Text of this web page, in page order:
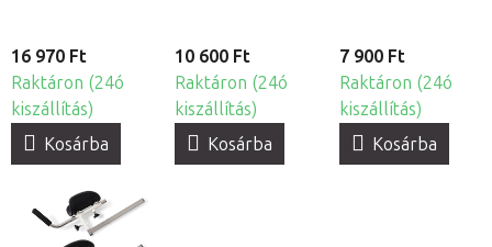
16 970 Ft
Raktáron (24ó
kiszállítás)
Kosárba
10 600 Ft
Raktáron (24ó
kiszállítás)
Kosárba
7 900 Ft
Raktáron (24ó
kiszállítás)
Kosárba